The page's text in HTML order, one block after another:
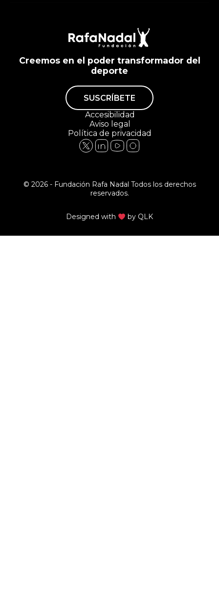
Creemos en el poder transformador del
deporte
SUSCRÍBETE
Accesibilidad
Aviso legal
Política de privacidad
© 2026 - Fundación Rafa Nadal Todos los derechos
reservados.
Designed with by QLK